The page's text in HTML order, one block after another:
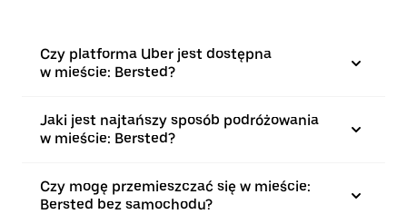
Czy platforma Uber jest dostępna
w mieście: Bersted?
Jaki jest najtańszy sposób podróżowania
w mieście: Bersted?
Czy mogę przemieszczać się w mieście:
Bersted bez samochodu?